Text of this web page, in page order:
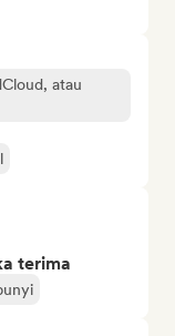
atau
terima